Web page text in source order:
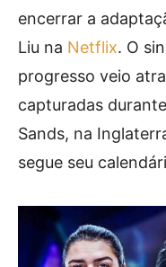
encerrar a
Liu na Netflix. O
progresso veio
capturadas
Sands, na
segue seu